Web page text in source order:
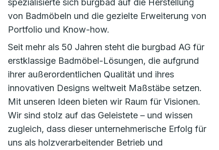
spezialisierte sich burgbad auf die Herstellung
von Badmöbeln und die gezielte Erweiterung von
Portfolio und Know-how.
Seit mehr als 50 Jahren steht die burgbad AG für
erstklassige Badmöbel-Lösungen, die aufgrund
ihrer außerordentlichen Qualität und ihres
innovativen Designs weltweit Maßstäbe setzen.
Mit unseren Ideen bieten wir Raum für Visionen.
Wir sind stolz auf das Geleistete – und wissen
zugleich, dass dieser unternehmerische Erfolg für
uns als holzverarbeitender Betrieb und